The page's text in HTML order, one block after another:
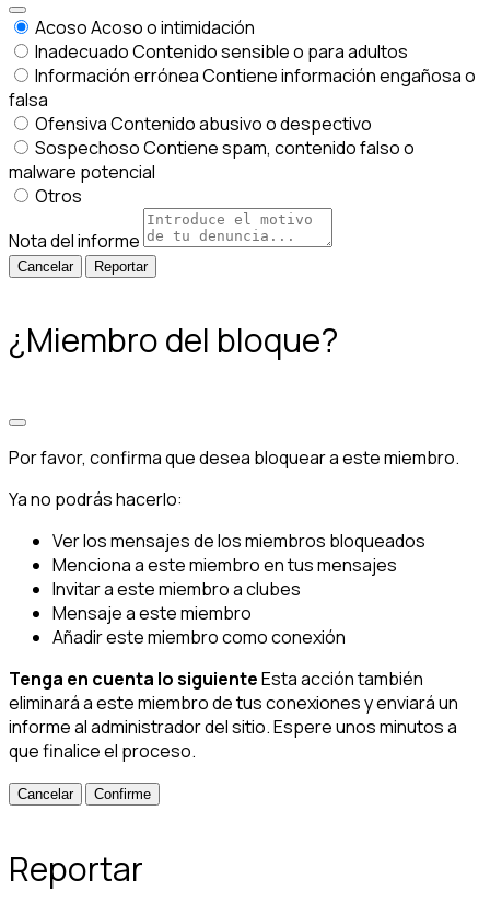
AcosoAcoso o intimidación
InadecuadoContenido sensible o para adultos
Información erróneaContiene información engañosa o
falsa
OfensivaContenido abusivo o despectivo
SospechosoContiene spam, contenido falso o
malware potencial
Otros
Nota del informe
Reportar
¿Miembro del bloque?
Por favor, confirma que desea bloquear a este miembro.
Ya no podrás hacerlo:
Ver los mensajes de los miembros bloqueados
Menciona a este miembro en tus mensajes
Invitar a este miembro a clubes
Mensaje a este miembro
Añadir este miembro como conexión
Tenga en cuenta lo siguienteEsta acción también
eliminará a este miembro de tus conexiones y enviará un
informe al administrador del sitio. Espere unos minutos a
que finalice el proceso.
Confirme
Reportar